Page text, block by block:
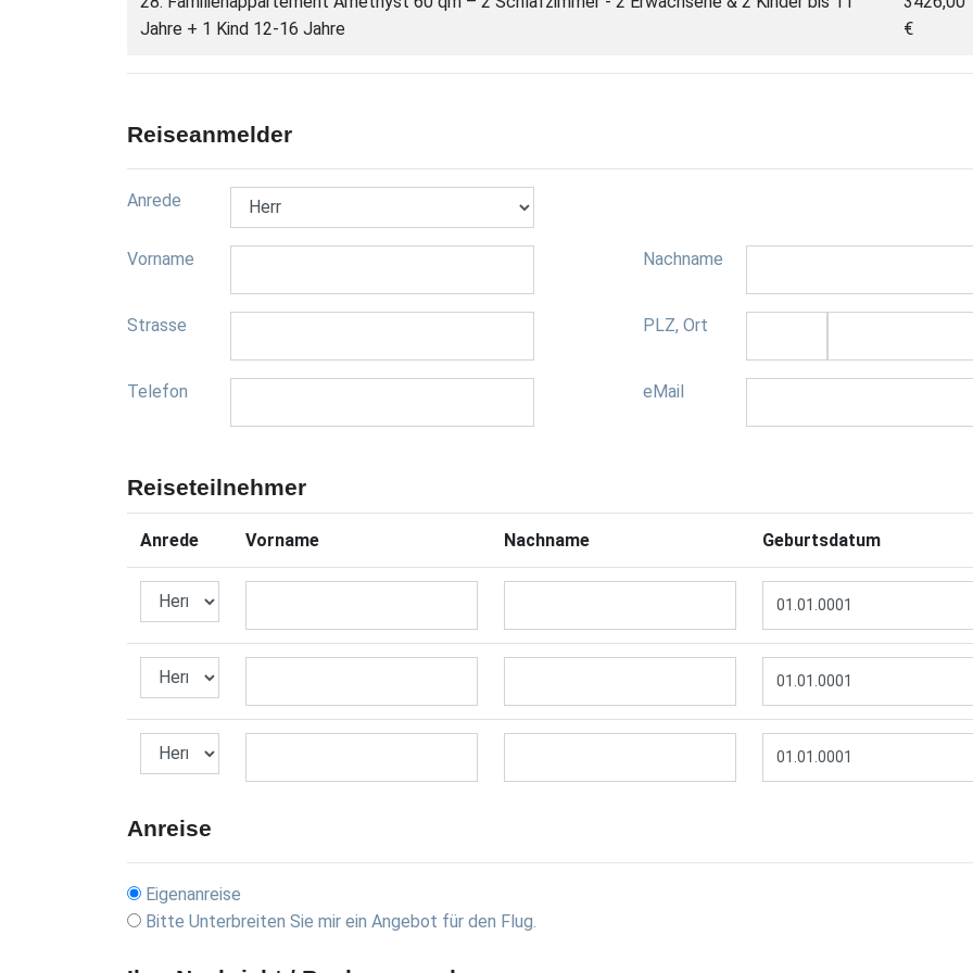
Jahre + 1 Kind 12-16 Jahre
€
Reiseanmelder
Anrede
Vorname Nachname
Strasse PLZ, Ort
Telefon eMail
Reiseteilnehmer
Anrede Vorname Nachname Geburtsdatum
Anreise
Eigenanreise
Bitte Unterbreiten Sie mir ein Angebot für den Flug.